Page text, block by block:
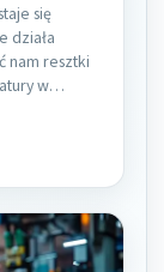
się
działa
nam resztki
w